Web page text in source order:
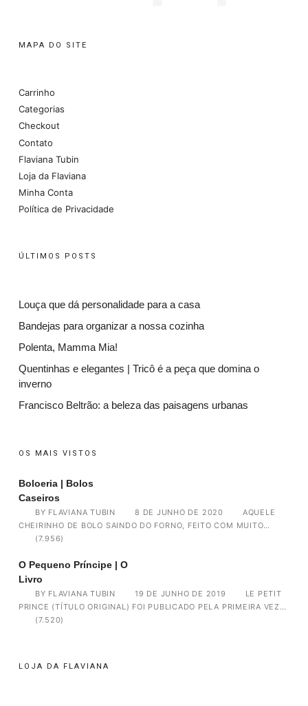
MAPA DO SITE
Carrinho
Categorias
Checkout
Contato
Flaviana Tubin
Loja da Flaviana
Minha Conta
Política de Privacidade
ÚLTIMOS POSTS
Louça que dá personalidade para a casa
Bandejas para organizar a nossa cozinha
Polenta, Mamma Mia!
Quentinhas e elegantes | Tricô é a peça que domina o
inverno
Francisco Beltrão: a beleza das paisagens urbanas
OS MAIS VISTOS
Boloeria | Bolos
Caseiros
BY FLAVIANA TUBIN 8 DE JUNHO DE 2020
AQUELE
CHEIRINHO DE BOLO SAINDO DO FORNO, FEITO COM MUITO…
(7.956)
O Pequeno Príncipe | O
Livro
BY FLAVIANA TUBIN 19 DE JUNHO DE 2019
LE PETIT
PRINCE (TÍTULO ORIGINAL) FOI PUBLICADO PELA PRIMEIRA VEZ…
(7.520)
LOJA DA FLAVIANA